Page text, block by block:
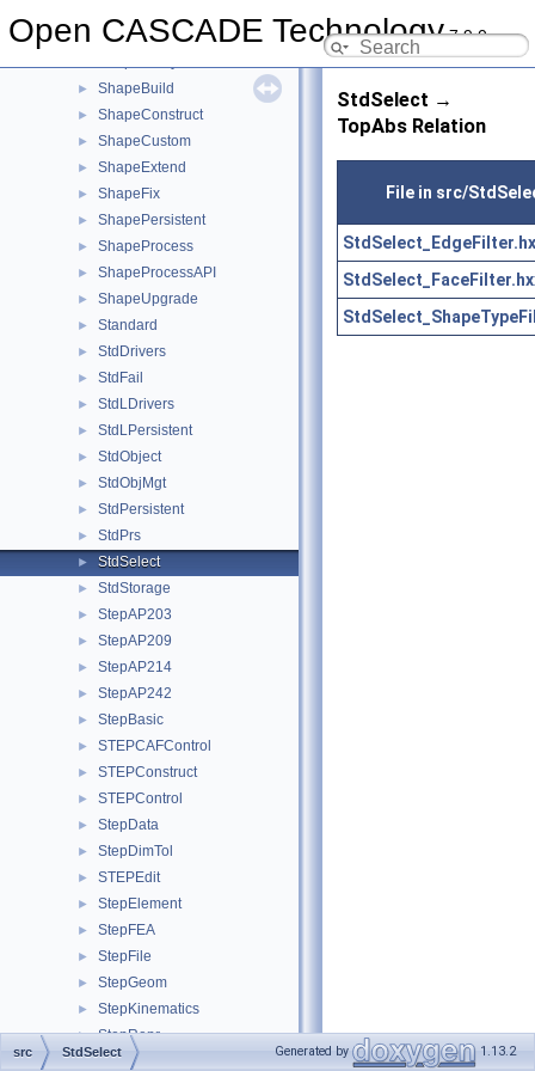
Open CASCADE Technology7.9.0
ShapeAlgo
► ShapeBuild
► ShapeConstruct
► ShapeCustom
► ShapeExtend
► ShapeFix
► ShapePersistent
► ShapeProcess
► ShapeProcessAPI
► ShapeUpgrade
► Standard
► StdDrivers
► StdFail
► StdLDrivers
► StdLPersistent
► StdObject
► StdObjMgt
► StdPersistent
► StdPrs
► StdSelect
► StdStorage
► StepAP203
► StepAP209
► StepAP214
► StepAP242
► StepBasic
► STEPCAFControl
► STEPConstruct
► STEPControl
► StepData
► StepDimTol
► STEPEdit
► StepElement
► StepFEA
► StepFile
► StepGeom
► StepKinematics
► StepRepr
► StepSelect
StdSelect →
TopAbs Relation
File in src/
src StdSelect Generated by 1.13.2